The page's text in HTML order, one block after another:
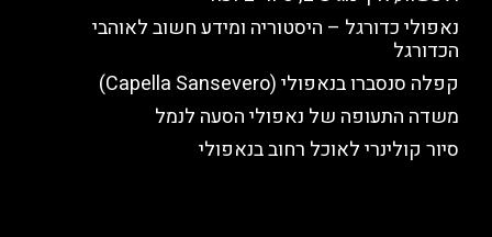
נאפולי כדורגל – היסטוריה ומידע חשוב לאוהבי
הכדורגל
קפלה סנסברו בנאפולי (Capella Sansevero)
משדה התעופה של נאפולי הסעה לנמל
סיור קולינרי לאוכל רחוב בנאפולי